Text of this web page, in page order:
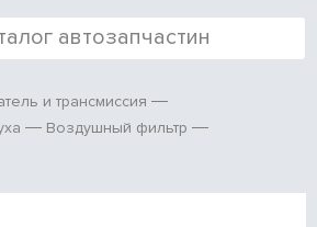
автозапчастин
и трансмиссия
Воздушный фильтр